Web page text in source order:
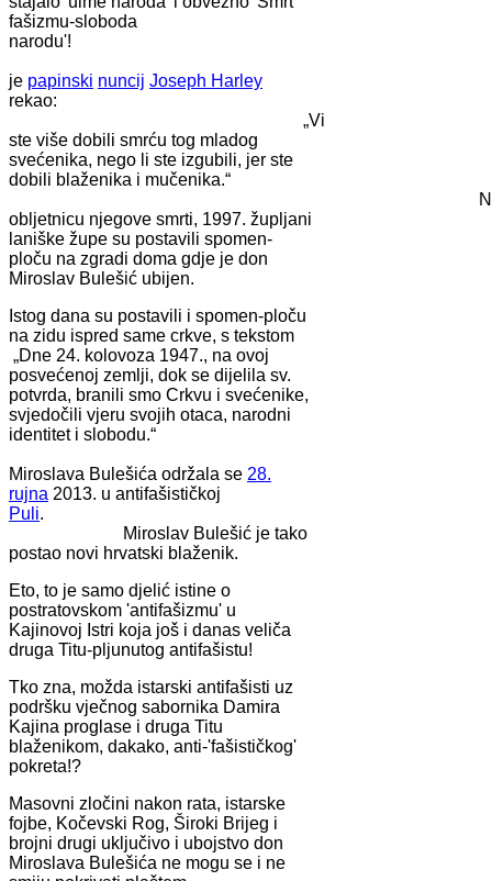
fašizmu-sloboda
narodu'!
je papinski nuncij Joseph Harley
rekao:
„Vi
ste više dobili smrću tog mladog
svećenika, nego li ste izgubili, jer ste
dobili blaženika i mučenika.“
obljetnicu njegove smrti, 1997. župljani
laniške župe su postavili spomen-
ploču na zgradi doma gdje je don
Miroslav Bulešić ubijen.
Istog dana su postavili i spomen-ploču
na zidu ispred same crkve, s tekstom
„Dne 24. kolovoza 1947., na ovoj
posvećenoj zemlji, dok se dijelila sv.
potvrda, branili smo Crkvu i svećenike,
svjedočili vjeru svojih otaca, narodni
identitet i slobodu.“
Miroslava Bulešića održala se 28.
rujna 2013. u antifašističkoj
Puli.
Miroslav Bulešić je tako
postao novi hrvatski blaženik.
Eto, to je samo djelić istine o
postratovskom 'antifašizmu' u
Kajinovoj Istri koja još i danas veliča
druga Titu-pljunutog antifašistu!
Tko zna, možda istarski antifašisti uz
podršku vječnog sabornika Damira
Kajina proglase i druga Titu
blaženikom, dakako, anti-'fašističkog'
pokreta!?
Masovni zločini nakon rata, istarske
fojbe, Kočevski Rog, Široki Brijeg i
brojni drugi uključivo i ubojstvo don
Miroslava Bulešića ne mogu se i ne